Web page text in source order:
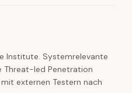
Institute. Systemrelevante
Threat-led Penetration
externen Testern nach